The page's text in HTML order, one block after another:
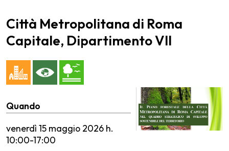
Città Metropolitana di Roma
Capitale, Dipartimento VII
Quando
venerdì 15 maggio 2026 h.
10:00-17:00